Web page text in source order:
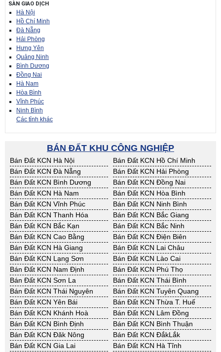
SÀN GIAO DỊCH
Hà Nội
Hồ Chí Minh
Đà Nẵng
Hải Phòng
Hưng Yên
Quảng Ninh
Bình Dương
Đồng Nai
Hà Nam
Hòa Bình
Vĩnh Phúc
Ninh Bình
Các tỉnh khác
BÁN ĐẤT KHU CÔNG NGHIỆP
Bán Đất KCN Hà Nội
Bán Đất KCN Hồ Chí Minh
Bán Đất KCN Đà Nẵng
Bán Đất KCN Hải Phòng
Bán Đất KCN Bình Dương
Bán Đất KCN Đồng Nai
Bán Đất KCN Hà Nam
Bán Đất KCN Hòa Bình
Bán Đất KCN Vĩnh Phúc
Bán Đất KCN Ninh Bình
Bán Đất KCN Thanh Hóa
Bán Đất KCN Bắc Giang
Bán Đất KCN Bắc Kạn
Bán Đất KCN Bắc Ninh
Bán Đất KCN Cao Bằng
Bán Đất KCN Điện Biên
Bán Đất KCN Hà Giang
Bán Đất KCN Lai Châu
Bán Đất KCN Lạng Sơn
Bán Đất KCN Lào Cai
Bán Đất KCN Nam Định
Bán Đất KCN Phú Thọ
Bán Đất KCN Sơn La
Bán Đất KCN Thái Bình
Bán Đất KCN Thái Nguyên
Bán Đất KCN Tuyên Quang
Bán Đất KCN Yên Bái
Bán Đất KCN Thừa T. Huế
Bán Đất KCN Khánh Hoà
Bán Đất KCN Lâm Đồng
Bán Đất KCN Bình Định
Bán Đất KCN Bình Thuận
Bán Đất KCN Đăk Nông
Bán Đất KCN ĐắkLắk
Bán Đất KCN Gia Lai
Bán Đất KCN Hà Tĩnh